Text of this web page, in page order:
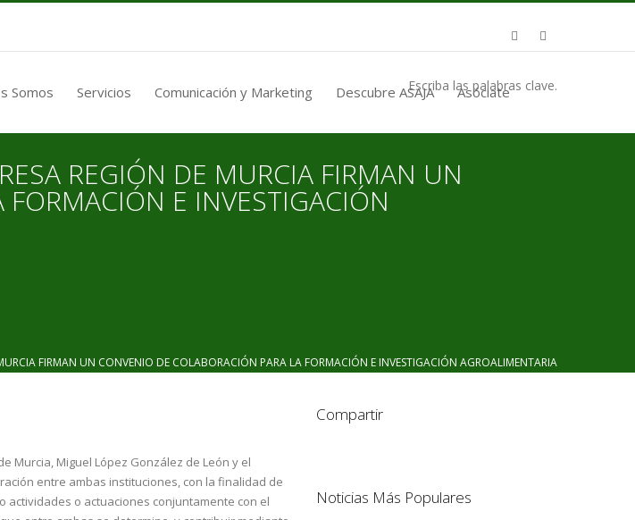
Somos Servicios Comunicación y Marketing Descubre ASAJA Asóciate
Escriba las palabras clave.
REGIÓN DE MURCIA FIRMAN UN
E INVESTIGACIÓN
FIRMAN UN CONVENIO DE COLABORACIÓN PARA LA FORMACIÓN E INVESTIGACIÓN AGROALIMENTARIA
Murcia, Miguel López González de León y el
entre ambas instituciones, con la finalidad de
o actuaciones conjuntamente con el
Compartir
Noticias Más Populares